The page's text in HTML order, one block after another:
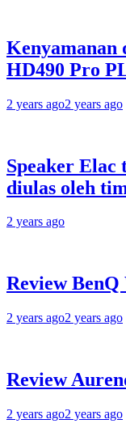
Kenyamanan
HD490 Pro
2 years ago2 years ago
Speaker Elac
diulas oleh
2 years ago
Review BenQ
2 years ago2 years ago
Review
2 years ago2 years ago